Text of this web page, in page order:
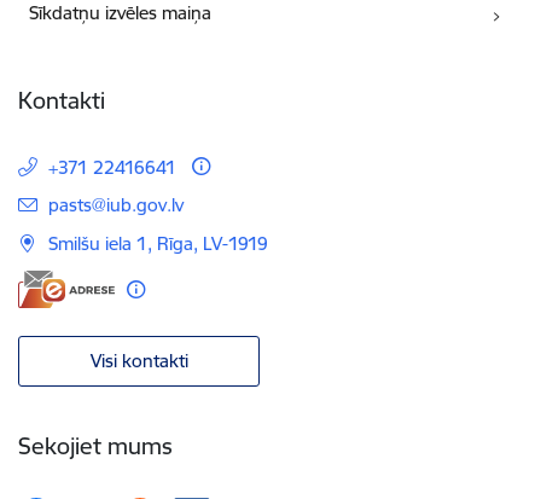
Sīkdatņu izvēles maiņa
Kontakti
+371 22416641
E-pasts:
pasts@iub.gov.lv
Smilšu iela 1, Rīga, LV-1919
Visi kontakti
Sekojiet mums